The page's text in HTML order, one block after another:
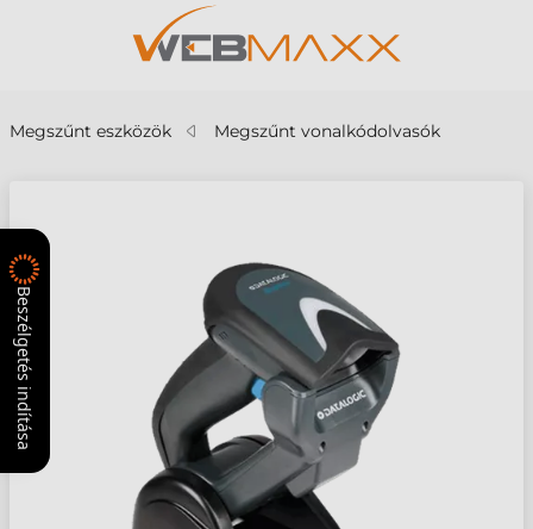
Megszűnt eszközök Megszűnt vonalkódolvasók
Beszélgetés indítása